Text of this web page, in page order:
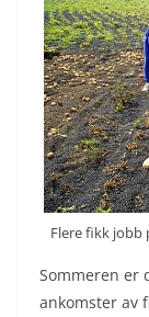
Flere fikk jobb
Sommeren er
ankomster av